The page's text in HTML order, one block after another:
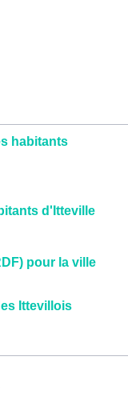
habitants
d'Itteville
pour la ville
Ittevillois